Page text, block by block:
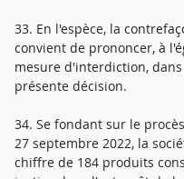
33. En l'espèce, la
convient de prononcer, à
mesure d'interdiction,
présente décision.
34. Se fondant sur le
27 septembre 2022, la
chiffre de 184 produits